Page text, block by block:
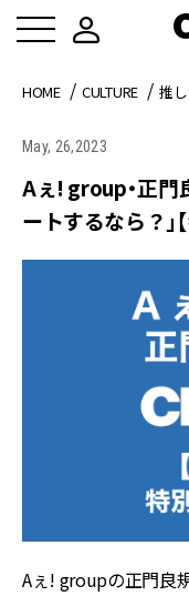
HOME CULTURE 推
May, 26,2023
Aぇ! group・正門
ートするなら？」
Aぇ! groupの正門良